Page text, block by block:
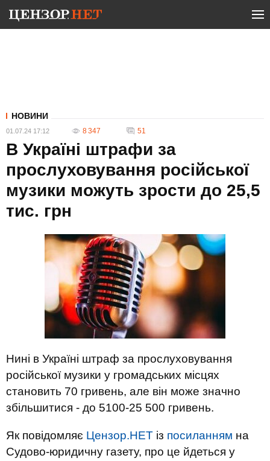
НОВИНИ
01.07.24 17:12 8 347 51
В Україні штрафи за
прослуховування російської
музики можуть зрости до 25,5
тис. грн
Нині в Україні штраф за прослуховування
російської музики у громадських місцях
становить 70 гривень, але він може значно
збільшитися - до 5100-25 500 гривень.
Як повідомляє Цензор.НЕТ із посиланням на
Судово-юридичну газету, про це йдеться у